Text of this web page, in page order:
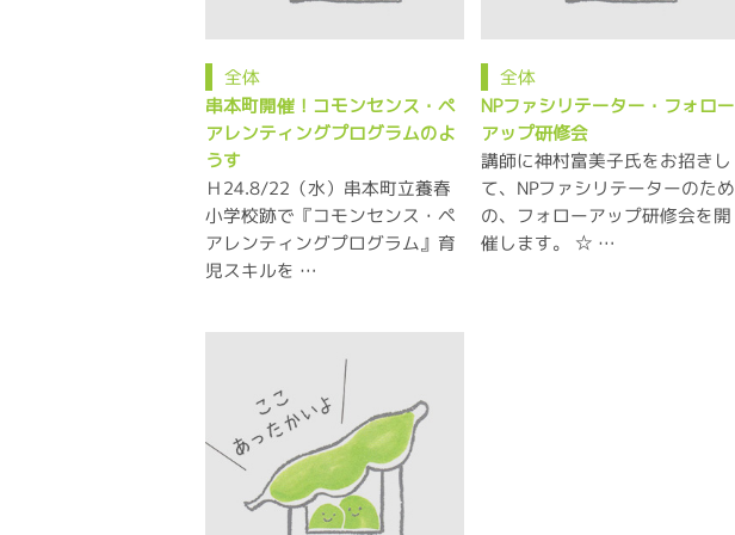
全体
串本町開催！コモンセンス・ペ
アレンティングプログラムのよ
うす
Ｈ24.8/22（水）串本町立養春
小学校跡で『コモンセンス・ペ
アレンティングプログラム』育
児スキルを …
全体
NPファシリテーター・フォロー
アップ研修会
講師に神村富美子氏をお招きし
て、NPファシリテーターのため
の、フォローアップ研修会を開
催します。 ☆ …